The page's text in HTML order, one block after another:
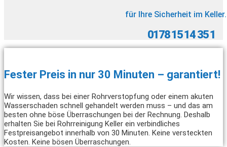
für Ihre Sicherheit im Keller.
0178 15 14 35 1
Fester Preis in nur 30 Minuten – garantiert!
Wir wissen, dass bei einer Rohrverstopfung oder einem akuten
Wasserschaden schnell gehandelt werden muss – und das am
besten ohne böse Überraschungen bei der Rechnung. Deshalb
erhalten Sie bei Rohrreinigung Keller ein verbindliches
Festpreisangebot innerhalb von 30 Minuten. Keine versteckten
Kosten. Keine bösen Überraschungen.